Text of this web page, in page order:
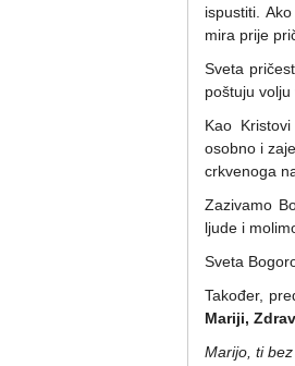
ispustiti.
mira prije
Sveta
poštuju volju
Kao
osobno i
crkvenoga
Zazivamo
ljude i
Sveta
Također,
Mariji,
Marijo, ti